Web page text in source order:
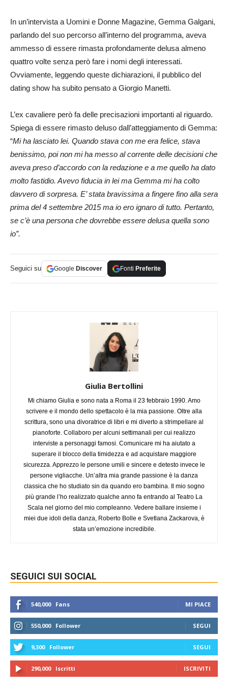
In un’intervista a Uomini e Donne Magazine, Gemma Galgani,
parlando del suo percorso all’interno del programma, aveva
ammesso di essere rimasta profondamente delusa almeno
quattro volte senza però fare i nomi degli interessati.
Ovviamente, leggendo queste dichiarazioni, il pubblico del
dating show ha subito pensato a Giorgio Manetti.
L’ex cavaliere però fa delle precisazioni importanti al riguardo.
Spiega di essere rimasto deluso dall’atteggiamento di Gemma:
“Mi ha lasciato lei. Quando stava con me era felice, stava
benissimo, poi non mi ha messo al corrente delle decisioni che
aveva preso d’accordo con la redazione e a me quello ha dato
molto fastidio. Avevo fiducia in lei ma Gemma mi ha colto
davvero di sorpresa. E’ stata bravissima a fingere fino alla sera
prima del 4 settembre 2015 ma io ero ignaro di tutto. Pertanto,
se c’è una persona che dovrebbe essere delusa quella sono
io”.
Seguici su Google Discover Fonti Preferite
Giulia Bertollini
Mi chiamo Giulia e sono nata a Roma il 23 febbraio 1990. Amo
scrivere e il mondo dello spettacolo è la mia passione. Oltre alla
scrittura, sono una divoratrice di libri e mi diverto a strimpellare al
pianoforte. Collaboro per alcuni settimanali per cui realizzo
interviste a personaggi famosi. Comunicare mi ha aiutato a
superare il blocco della timidezza e ad acquistare maggiore
sicurezza. Apprezzo le persone umili e sincere e detesto invece le
persone vigliacche. Un’altra mia grande passione è la danza
classica che ho studiato sin da quando ero bambina. Il mio sogno
più grande l’ho realizzato qualche anno fa entrando al Teatro La
Scala nel giorno del mio compleanno. Vedere ballare insieme i
miei due idoli della danza, Roberto Bolle e Svetlana Zackarova, è
stata un’emozione incredibile.
SEGUICI SUI SOCIAL
540,000 Fans MI PIACE
550,000 Follower SEGUI
9,300 Follower SEGUI
290,000 Iscritti ISCRIVITI